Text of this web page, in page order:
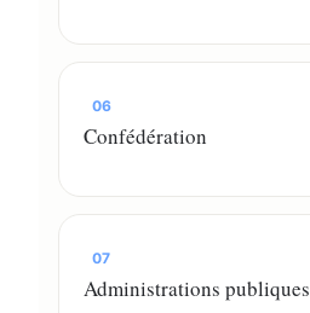
06
Confédération
07
Administrations publiques